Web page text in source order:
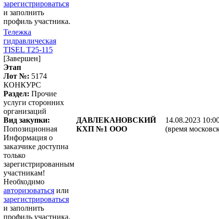
зарегистрироваться
и заполнить
профиль участника.
Тележка
гидравлическая
TISEL Т25-115
[Завершен]
Этап
Лот №: 5174
КОНКУРС
Раздел: Прочие
услуги сторонних
организаций
Вид закупки:
Попозиционная
Информация о
заказчике доступна
только
зарегистрированным
участникам!
Необходимо
авторизоваться или
зарегистрироваться
и заполнить
профиль участника.
ДАВЛЕКАНОВСКИЙ
КХП №1 ООО
14.08.2023
(время